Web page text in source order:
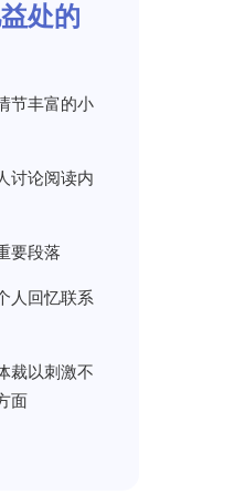
处的
节丰富的小
讨论阅读内
要段落
人回忆联系
裁以刺激不
面